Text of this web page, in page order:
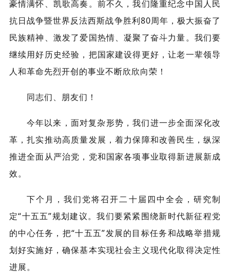
豪情满怀、凯歌高奏。前不久，我们隆重纪念中国人民
抗日战争暨世界反法西斯战争胜利80周年，极大振奋了
民族精神、激发了爱国热情、凝聚了奋斗力量。我们要
继续用好历史经验，把国家建设得更好，让老一辈领导
人和革命先烈开创的事业不断欣欣向荣！
同志们、朋友们！
今年以来，面对复杂形势，我们进一步全面深化改
革，扎实推动高质量发展，着力保障和改善民生，纵深
推进全面从严治党，党和国家各项事业取得新进展新成
效。
下个月，我们党将召开二十届四中全会，研究制
定“十五五”规划建议。我们要紧紧围绕新时代新征程党
的中心任务，把“十五五”发展的目标任务和战略举措规
划好实施好，确保基本实现社会主义现代化取得决定性
进展。